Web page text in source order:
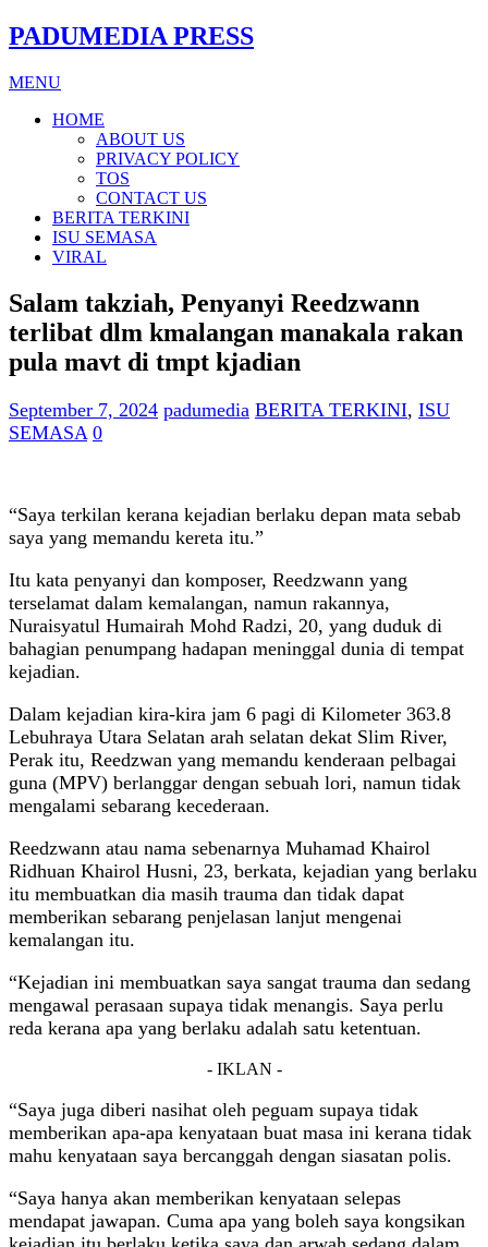
PADUMEDIA PRESS
MENU
HOME
ABOUT US
PRIVACY POLICY
TOS
CONTACT US
BERITA TERKINI
ISU SEMASA
VIRAL
Salam takziah, Penyanyi Reedzwann
terlibat dlm kmalangan manakala rakan
pula mavt di tmpt kjadian
September 7, 2024 padumedia BERITA TERKINI, ISU
SEMASA 0
“Saya terkilan kerana kejadian berlaku depan mata sebab
saya yang memandu kereta itu.”
Itu kata penyanyi dan komposer, Reedzwann yang
terselamat dalam kemalangan, namun rakannya,
Nuraisyatul Humairah Mohd Radzi, 20, yang duduk di
bahagian penumpang hadapan meninggal dunia di tempat
kejadian.
Dalam kejadian kira-kira jam 6 pagi di Kilometer 363.8
Lebuhraya Utara Selatan arah selatan dekat Slim River,
Perak itu, Reedzwan yang memandu kenderaan pelbagai
guna (MPV) berlanggar dengan sebuah lori, namun tidak
mengalami sebarang kecederaan.
Reedzwann atau nama sebenarnya Muhamad Khairol
Ridhuan Khairol Husni, 23, berkata, kejadian yang berlaku
itu membuatkan dia masih trauma dan tidak dapat
memberikan sebarang penjelasan lanjut mengenai
kemalangan itu.
“Kejadian ini membuatkan saya sangat trauma dan sedang
mengawal perasaan supaya tidak menangis. Saya perlu
reda kerana apa yang berlaku adalah satu ketentuan.
- IKLAN -
“Saya juga diberi nasihat oleh peguam supaya tidak
memberikan apa-apa kenyataan buat masa ini kerana tidak
mahu kenyataan saya bercanggah dengan siasatan polis.
“Saya hanya akan memberikan kenyataan selepas
mendapat jawapan. Cuma apa yang boleh saya kongsikan